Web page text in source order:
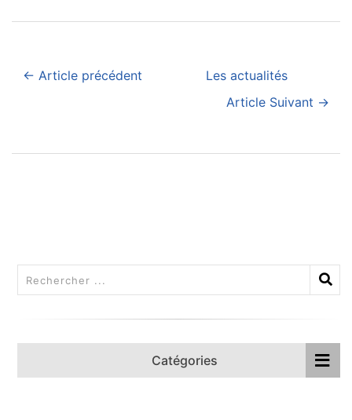
← Article précédent
Les actualités
Article Suivant →
Catégories